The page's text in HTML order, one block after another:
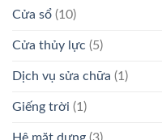
Cửa sổ (10)
Cửa thủy lực (5)
Dịch vụ sửa chữa (1)
Giếng trời (1)
Hệ mặt dựng (3)